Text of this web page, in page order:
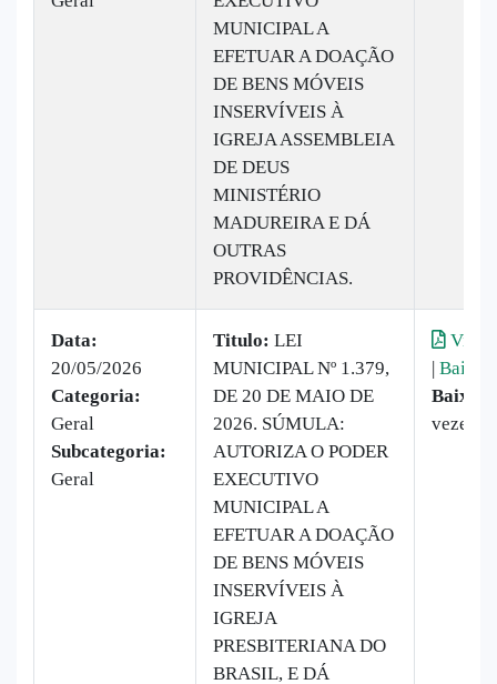
MUNICIPAL A
EFETUAR A DOAÇÃO
DE BENS MÓVEIS
INSERVÍVEIS À
IGREJA ASSEMBLEIA
DE DEUS
MINISTÉRIO
MADUREIRA E DÁ
OUTRAS
PROVIDÊNCIAS.
Data:
20/05/2026
Categoria:
Geral
Subcategoria:
Geral
Titulo: LEI
MUNICIPAL Nº 1.379,
DE 20 DE MAIO DE
2026. SÚMULA:
AUTORIZA O PODER
EXECUTIVO
MUNICIPAL A
EFETUAR A DOAÇÃO
DE BENS MÓVEIS
INSERVÍVEIS À
IGREJA
PRESBITERIANA DO
BRASIL, E DÁ
| Baixar
vezes